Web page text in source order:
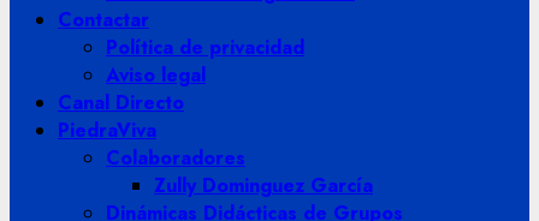
Contactar
Política de privacidad
Aviso legal
Canal Directo
PiedraViva
Colaboradores
Zully Dominguez García
Dinámicas Didácticas de Grupos